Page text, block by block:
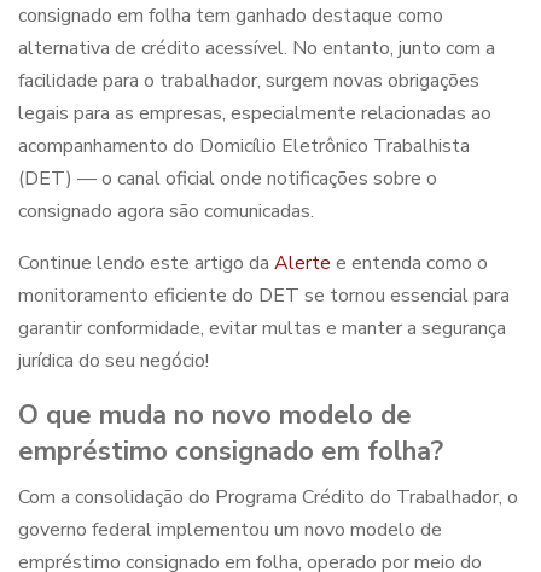
consignado em folha tem ganhado destaque como
alternativa de crédito acessível. No entanto, junto com a
facilidade para o trabalhador, surgem novas obrigações
legais para as empresas, especialmente relacionadas ao
acompanhamento do Domicílio Eletrônico Trabalhista
(DET) — o canal oficial onde notificações sobre o
consignado agora são comunicadas.
Continue lendo este artigo da Alerte e entenda como o
monitoramento eficiente do DET se tornou essencial para
garantir conformidade, evitar multas e manter a segurança
jurídica do seu negócio!
O que muda no novo modelo de
empréstimo consignado em folha?
Com a consolidação do Programa Crédito do Trabalhador, o
governo federal implementou um novo modelo de
empréstimo consignado em folha, operado por meio do